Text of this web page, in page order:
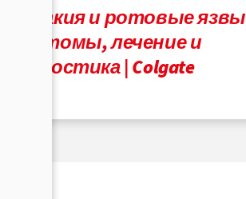
Целиакия и ротовые
симптомы, лечение и
диагностика | Colgate